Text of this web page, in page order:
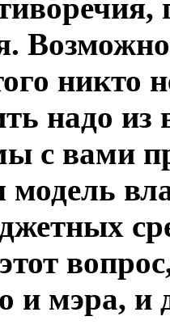
никто
надо из
с вами
модель
и мэра, и